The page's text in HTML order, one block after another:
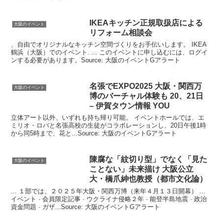
大阪のイベント
IKEAキッチン正規取扱店による
リフォーム相談会
、自由でオリジナルなキッチン空間づくりをお手伝いします。 IKEA
鶴浜（大阪）でのイベント. ... このイベントに申し込むには、ログイ
ンする必要があります。Source: 大阪のイベントGアラート
大阪のイベント 名張でEXPO2025 大阪 ・関西万
博のバーチャル体験も 20、21日
– 伊賀タウン情報 YOU
立体アート以外、いずれも持ち帰り可能。 イベントホールでは、エ
ミリオ・ロバと名張高校の生徒がコラボレーションし、20日午後1時
から同5時まで、花と...Source: 大阪のイベントGアラート
大阪のイベント
陳腐な「紋切り型」でなく「見た
ことない」未来描け 大阪公立
大・橋爪紳也教授（都市文化論）
... １部では、２０２５年大阪・関西万博（来年４月１３日開幕） ...
イベント · 会員限定記事 · ウクライナ侵略２年 · 能登半島地震 · 政治
資金問題 · ガザ...Source: 大阪のイベントGアラート